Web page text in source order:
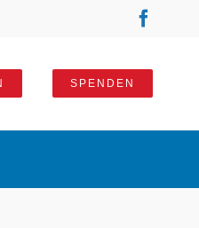
SPENDEN